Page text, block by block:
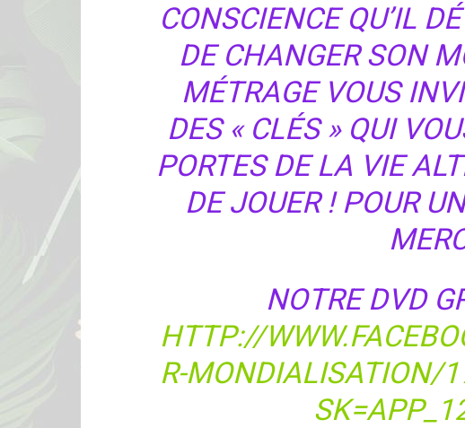
CONSCIENCE QU’IL
DE CHANGER SON
MÉTRAGE VOUS
DES « CLÉS » QUI
PORTES DE LA VIE
DE JOUER ! POUR
NOTRE DVD
HTTP://
R-MONDIALISATION/